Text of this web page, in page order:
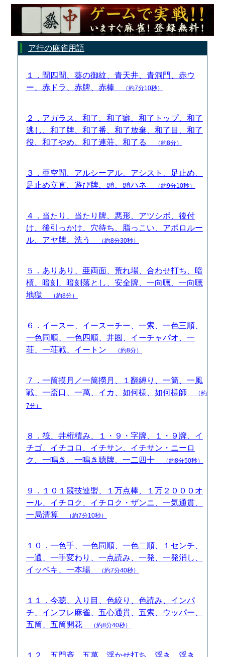
ア行の麻雀用語
１．間四間、葵の御紋、青天井、青洞門、赤ウ
ー、赤ドラ、赤牌、赤棒
（約7分10秒）
２．アガラス、和了、和了癖、和了トップ、和了
逃し、和了牌、和了番、和了放棄、和了目、和了
役、和了やめ、和了連荘、和了る
（約8分）
３．亜空間、アルシーアル、アシスト、足止め、
足止め立直、遊び牌、頭、頭ハネ
（約9分10秒）
４．当たり、当たり牌、悪形、アツシボ、後付
け、後引っかけ、穴待ち、脂っこい、アポロルー
ル、アヤ牌、洗う
（約8分30秒）
５．ありあり、亜両面、荒れ場、合わせ打ち、暗
槓、暗刻、暗刻落とし、安全牌、一向聴、一向聴
地獄
（約8分）
６．イースー、イースーチー、一索、一色三順、
一色同順、一色四順、井圏、イーチャパオ、一
荘、一荘戦、イートン
（約8分）
７．一筒摸月／一筒撈月、１翻縛り、一筒、一風
戦、一盃口、一萬、イカ、如何様、如何様師
（約
7分）
８．筏、井桁積み、１・９・字牌、１・９牌、イ
チゴ、イチコロ、イチサン、イチサン・ニーロ
ク、一鳴き、一鳴き聴牌、一二四十
（約8分50秒）
９．１０１競技連盟、１万点棒、１万２０００オ
ール、イチロク、イチロク・ザンニ、一気通貫、
一局清算
（約7分10秒）
１０．一色手、一色同順、一色二順、１センチ、
一通、一手変わり、一点読み、一発、一発消し、
イッペキ、一本場
（約7分40秒）
１１．今聴、入り目、色絞り、色読み、インパ
チ、インフレ麻雀、五心通貫、五索、ウッパー、
五筒、五筒開花
（約8分40秒）
１２．五門斉、五萬、浮かせ打ち、浮き、浮き